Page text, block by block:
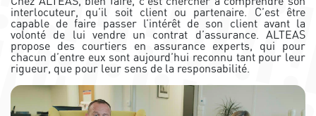
interlocuteur, qu’il soit client ou partenaire. C’est être
capable de faire passer l’intérêt de son client avant la
volonté de lui vendre un contrat d’assurance. ALTEAS
propose des courtiers en assurance experts, qui pour
chacun d’entre eux sont aujourd’hui reconnu tant pour leur
rigueur, que pour leur sens de la responsabilité.